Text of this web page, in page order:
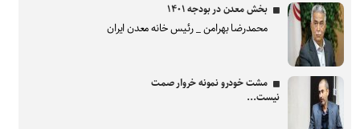
بخش معدن در بودجه ۱۴۰۱
محمدرضا بهرامن _ رئیس خانه معدن ایران
مشت خودرو نمونه خروار صمت
نیست...